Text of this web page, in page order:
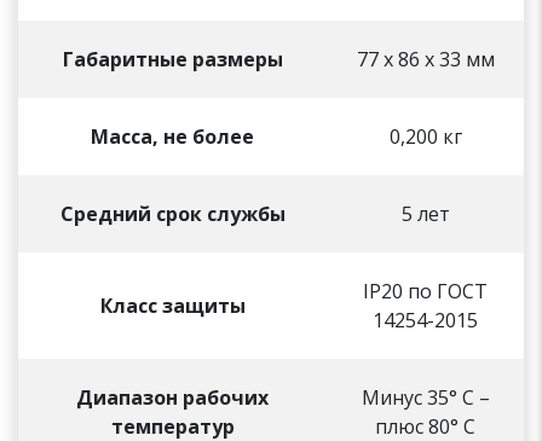
Габаритные размеры 77 х 86 х 33 мм
Масса, не более 0,200 кг
Средний срок службы 5 лет
Класс защиты
IP20 по ГОСТ
14254-2015
Диапазон рабочих
температур
Минус 35° С –
плюс 80° С